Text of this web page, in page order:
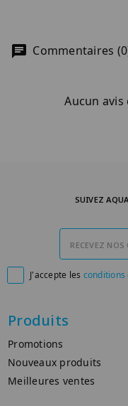
Commentaires
Aucun
J'accepte les conditions
SUIVEZ
Produits
Promotions
Nouveaux produits
Meilleures ventes